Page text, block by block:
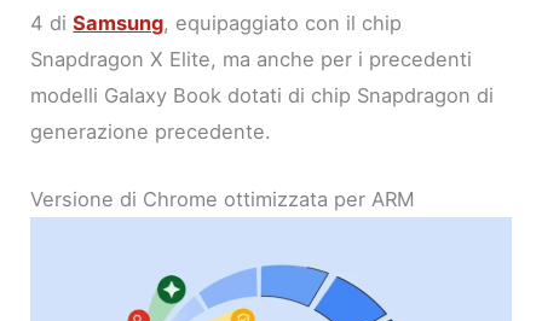
4 diSamsung, equipaggiato con il chip
Snapdragon X Elite, ma anche per i precedenti
modelli Galaxy Book dotati di chip Snapdragon di
generazione precedente.
Versione di Chrome ottimizzata per ARM